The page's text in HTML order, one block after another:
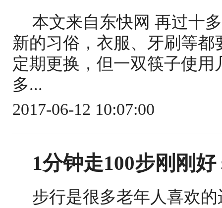
本文来自东快网 再过十
新的习俗，衣服、牙刷等
定期更换，但一双筷子使
多...
2017-06-12 10:07:00
1分钟走100步刚刚
步行是很多老年人喜欢